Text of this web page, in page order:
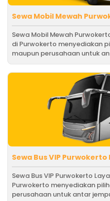
Sewa Mobil Mewah
Sewa Mobil Mewah
di Purwokerto menyediakan
maupun perusahaan untuk
Sewa Bus VIP Purwokerto
Sewa Bus VIP Purwokerto
Purwokerto menyediakan
perusahaan untuk antar